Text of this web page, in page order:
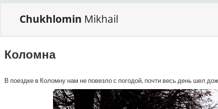
Chukhlomin Mikhail
Коломна
В поездке в Коломну нам не повезло с погодой, почти весь день шел